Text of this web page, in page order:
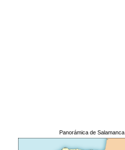
Panorámica de Salamanca